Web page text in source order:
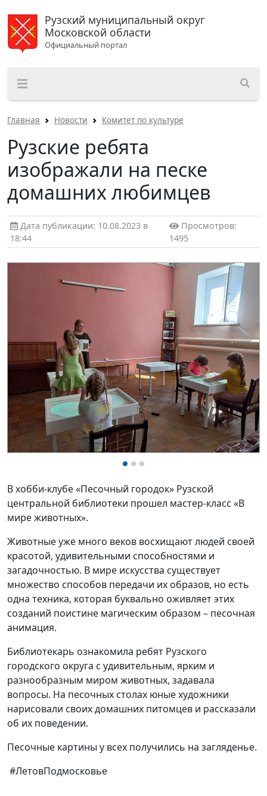
Рузский муниципальный округ
Московской области
Официальный портал
Главная Новости Комитет по культуре
Рузские ребята
изображали на песке
домашних любимцев
Дата публикации: 10.08.2023 в
18:44
Просмотров:
1495
В хобби-клубе «Песочный городок» Рузской
центральной библиотеки прошел мастер-класс «В
мире животных».
Животные уже много веков восхищают людей своей
красотой, удивительными способностями и
загадочностью. В мире искусства существует
множество способов передачи их образов, но есть
одна техника, которая буквально оживляет этих
созданий поистине магическим образом – песочная
анимация.
Библиотекарь ознакомила ребят Рузского
городского округа с удивительным, ярким и
разнообразным миром животных, задавала
вопросы. На песочных столах юные художники
нарисовали своих домашних питомцев и рассказали
об их поведении.
Песочные картины у всех получились на загляденье.
#ЛетовПодмосковье